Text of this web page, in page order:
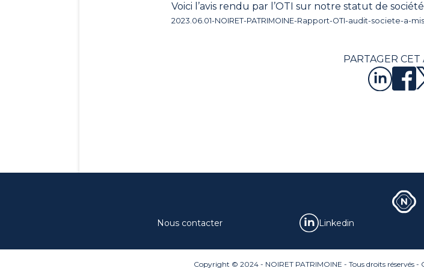
Voici l’avis rendu par l’OTI sur notre statut de
2023.06.01-NOIRET-PATRIMOINE-Rapport-OTI-audit-societe-a-
PARTAGER CET
Nous contacter Linkedin
Copyright © 2024 - NOIRET PATRIMOINE - Tous droits réservés